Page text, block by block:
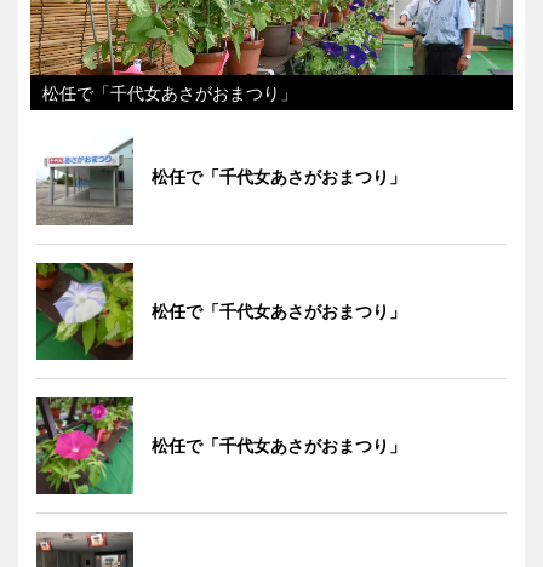
松任で「千代女あさがおまつり」
松任で「千代女あさがおまつり」
松任で「千代女あさがおまつり」
松任で「千代女あさがおまつり」